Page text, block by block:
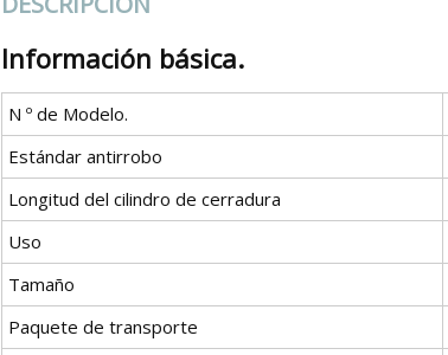
Información básica.
N º de Modelo.
Estándar antirrobo
Longitud del cilindro de cerradura
Uso
Tamaño
Paquete de transporte